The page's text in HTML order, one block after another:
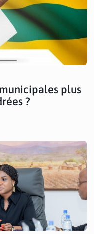
plus
?